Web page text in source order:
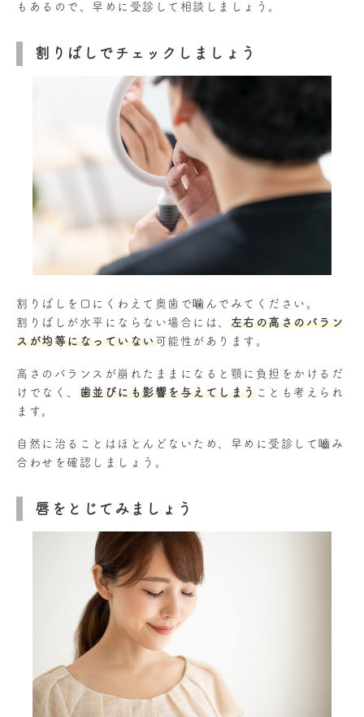
もあるので、早めに受診して相談しましょう。
割りばしでチェックしましょう
割りばしを口にくわえて奥歯で噛んでみてください。
割りばしが水平にならない場合には、 左右の高さのバラン
スが均等になっていない可能性があります。
高さのバランスが崩れたままになると顎に負担をかけるだ
けでなく、 歯並びにも影響を与えてしまうことも考えられ
ます。
自然に治ることはほとんどないため、早めに受診して嚙み
合わせを確認しましょう。
唇をとじてみましょう